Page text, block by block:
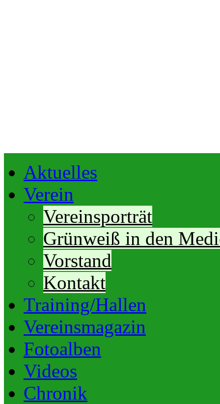
Aktuelles
Verein
Vereinsporträt
Grünweiß in den
Vorstand
Kontakt
Training/Hallen
Vereinsmagazin
Fotoalben
Videos
Chronik